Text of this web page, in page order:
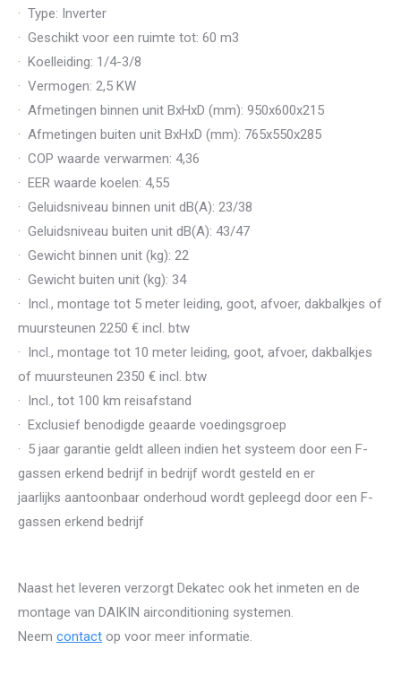
· Type: Inverter
· Geschikt voor een ruimte tot: 60 m3
· Koelleiding: 1/4-3/8
· Vermogen: 2,5 KW
· Afmetingen binnen unit BxHxD (mm): 950x600x215
· Afmetingen buiten unit BxHxD (mm): 765x550x285
· COP waarde verwarmen: 4,36
· EER waarde koelen: 4,55
· Geluidsniveau binnen unit dB(A): 23/38
· Geluidsniveau buiten unit dB(A): 43/47
· Gewicht binnen unit (kg): 22
· Gewicht buiten unit (kg): 34
· Incl., montage tot 5 meter leiding, goot, afvoer, dakbalkjes of
muursteunen 2250 € incl. btw
· Incl., montage tot 10 meter leiding, goot, afvoer, dakbalkjes
of muursteunen 2350 € incl. btw
· Incl., tot 100 km reisafstand
· Exclusief benodigde geaarde voedingsgroep
· 5 jaar garantie geldt alleen indien het systeem door een F-
gassen erkend bedrijf in bedrijf wordt gesteld en er
jaarlijks aantoonbaar onderhoud wordt gepleegd door een F-
gassen erkend bedrijf
Naast het leveren verzorgt Dekatec ook het inmeten en de
montage van DAIKIN airconditioning systemen.
Neem contact op voor meer informatie.